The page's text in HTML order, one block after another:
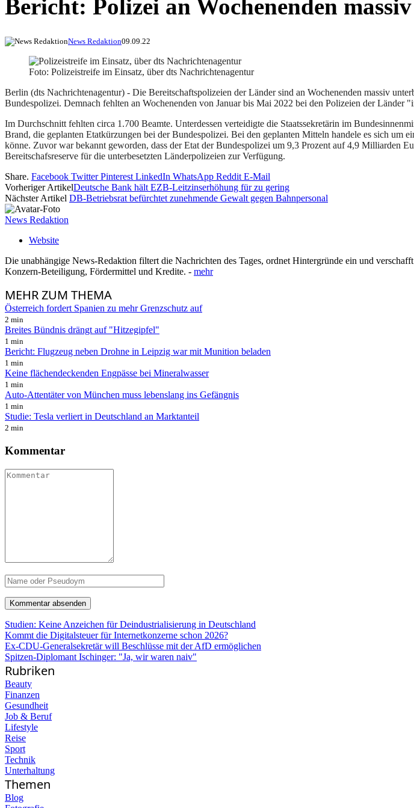
Bericht: Polizei an Wochenenden
News Redaktion09.09.22
Foto: Polizeistreife im Einsatz, über dts Nachrichtenagentur
Berlin (dts Nachrichtenagentur) - Die Bereitschaftspolizeien der Länder sind an Wochenenden massiv
Bundespolizei. Demnach fehlten an Wochenenden von Januar bis Mai 2022 bei den Polizeien der Länder
Im Durchschnitt fehlten circa 1.700 Beamte. Unterdessen verteidigte die Staatssekretärin im
Brand, die geplanten Etatkürzungen bei der Bundespolizei. Bei den geplanten Mitteln handele es sich
könne. Zuvor war bekannt geworden, dass der Etat der Bundespolizei um 9,3 Prozent auf 4,9 Milliarden
Bereitschafsreserve für die unterbesetzten Länderpolizeien zur Verfügung.
Share. Facebook Twitter Pinterest LinkedIn WhatsApp Reddit E-Mail
Vorheriger ArtikelDeutsche Bank hält EZB-Leitzinserhöhung für zu gering
Nächster Artikel DB-Betriebsrat befürchtet zunehmende Gewalt gegen Bahnpersonal
News Redaktion
Website
Die unabhängige News-Redaktion filtert die Nachrichten des Tages, ordnet Hintergründe ein und
Konzern-Beteiligung, Fördermittel und Kredite. - mehr
MEHRZUM THEMA
Österreich fordert Spanien zu mehr Grenzschutz auf
2 min
Breites Bündnis drängt auf "Hitzegipfel"
1 min
Bericht: Flugzeug neben Drohne in Leipzig war mit Munition beladen
1 min
Keine flächendeckenden Engpässe bei Mineralwasser
1 min
Auto-Attentäter von München muss lebenslang ins Gefängnis
1 min
Studie: Tesla verliert in Deutschland an Marktanteil
2 min
Kommentar
Studien: Keine Anzeichen für Deindustrialisierung in Deutschland
Kommt die Digitalsteuer für Internetkonzerne schon 2026?
Ex-CDU-Generalsekretär will Beschlüsse mit der AfD ermöglichen
Spitzen-Diplomant Ischinger: "Ja, wir waren naiv"
Rubriken
Beauty
Finanzen
Gesundheit
Job & Beruf
Lifestyle
Reise
Sport
Technik
Unterhaltung
Themen
Blog